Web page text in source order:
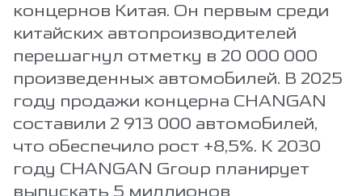
концернов Китая. Он первым среди
китайских автопроизводителей
перешагнул отметку в 20 000 000
произведенных автомобилей. В 2025
году продажи концерна CHANGAN
составили 2 913 000 автомобилей,
что обеспечило рост +8,5%. К 2030
году CHANGAN Group планирует
выпускать 5 миллионов